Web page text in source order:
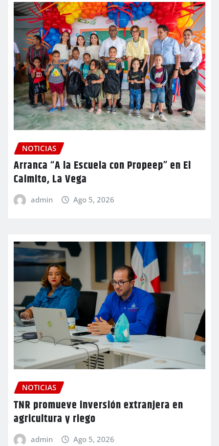
NOTICIAS
Arranca “A la Escuela con Propeep” en El
Caimito, La Vega
admin Ago 5, 2026
NOTICIAS
TNR promueve inversión extranjera en
agricultura y riego
admin Ago 5, 2026